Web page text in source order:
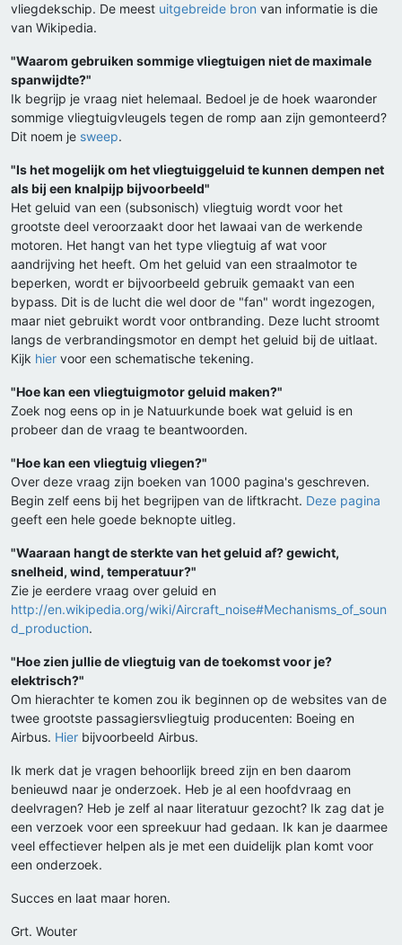
vliegdekschip. De meest uitgebreide bron van informatie is die
van Wikipedia.
"Waarom gebruiken sommige vliegtuigen niet de maximale
spanwijdte?"
Ik begrijp je vraag niet helemaal. Bedoel je de hoek waaronder
sommige vliegtuigvleugels tegen de romp aan zijn gemonteerd?
Dit noem je sweep.
"Is het mogelijk om het vliegtuiggeluid te kunnen dempen net
als bij een knalpijp bijvoorbeeld"
Het geluid van een (subsonisch) vliegtuig wordt voor het
grootste deel veroorzaakt door het lawaai van de werkende
motoren. Het hangt van het type vliegtuig af wat voor
aandrijving het heeft. Om het geluid van een straalmotor te
beperken, wordt er bijvoorbeeld gebruik gemaakt van een
bypass. Dit is de lucht die wel door de "fan" wordt ingezogen,
maar niet gebruikt wordt voor ontbranding. Deze lucht stroomt
langs de verbrandingsmotor en dempt het geluid bij de uitlaat.
Kijk hier voor een schematische tekening.
"Hoe kan een vliegtuigmotor geluid maken?"
Zoek nog eens op in je Natuurkunde boek wat geluid is en
probeer dan de vraag te beantwoorden.
"Hoe kan een vliegtuig vliegen?"
Over deze vraag zijn boeken van 1000 pagina's geschreven.
Begin zelf eens bij het begrijpen van de liftkracht. Deze pagina
geeft een hele goede beknopte uitleg.
"Waaraan hangt de sterkte van het geluid af? gewicht,
snelheid, wind, temperatuur?"
Zie je eerdere vraag over geluid en
http://en.wikipedia.org/wiki/Aircraft_noise#Mechanisms_of_soun
d_production.
"Hoe zien jullie de vliegtuig van de toekomst voor je?
elektrisch?"
Om hierachter te komen zou ik beginnen op de websites van de
twee grootste passagiersvliegtuig producenten: Boeing en
Airbus. Hier bijvoorbeeld Airbus.
Ik merk dat je vragen behoorlijk breed zijn en ben daarom
benieuwd naar je onderzoek. Heb je al een hoofdvraag en
deelvragen? Heb je zelf al naar literatuur gezocht? Ik zag dat je
een verzoek voor een spreekuur had gedaan. Ik kan je daarmee
veel effectiever helpen als je met een duidelijk plan komt voor
een onderzoek.
Succes en laat maar horen.
Grt. Wouter